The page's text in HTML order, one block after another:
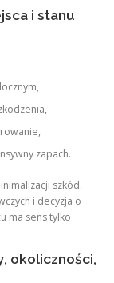
i stanu
zapach.
szkód.
i decyzja o
ma sens tylko
okoliczności,